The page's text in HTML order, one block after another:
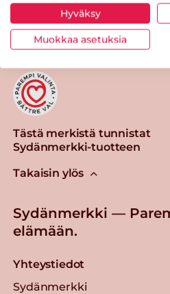
Tulosta sivu
Tästä merkistä tunnistat
Sydänmerkki-tuotteen
Takaisin ylös
Sydänmerkki —
elämään.
Yhteystiedot
Sydänmerkki
Hyväksy
Muokkaa asetuksia